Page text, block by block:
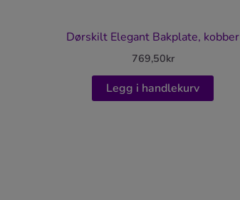
Dørskilt Elegant Bakplate, kobber
769,50kr
Legg i handlekurv